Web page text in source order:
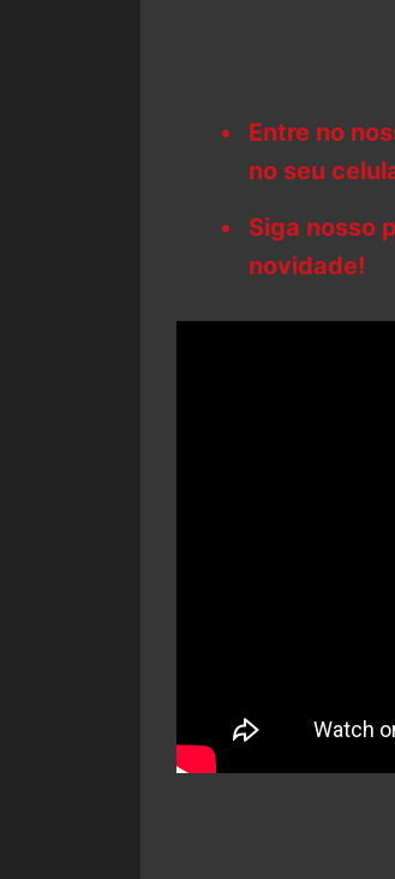
Entre no
no seu
Siga nosso
novidade!